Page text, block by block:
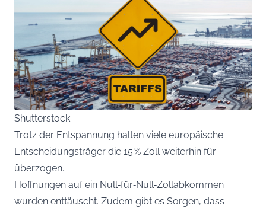
Shutterstock
Trotz der Entspannung halten viele europäische
Entscheidungsträger die 15 % Zoll weiterhin für
überzogen.
Hoffnungen auf ein Null‑für‑Null‑Zollabkommen
wurden enttäuscht. Zudem gibt es Sorgen, dass